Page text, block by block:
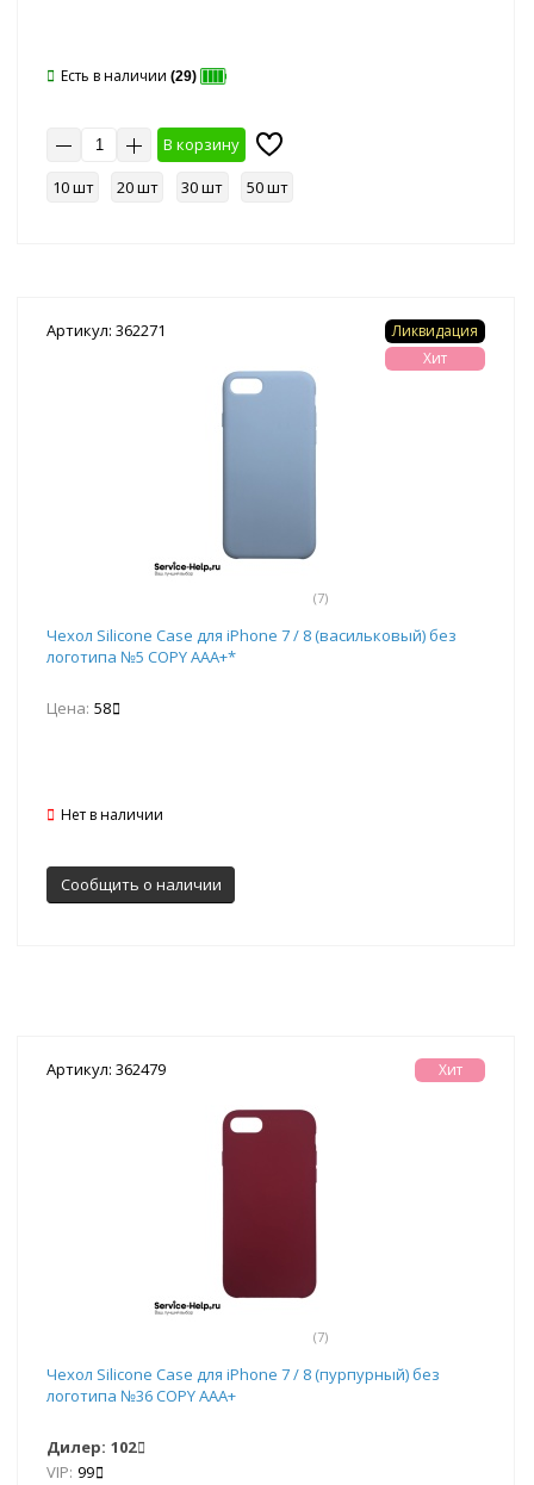
Есть в наличии (29)
В корзину
10 шт
20 шт 30 шт 50 шт
Артикул: 362271
(7)
Ликвидация
Хит
Чехол Silicone Case для iPhone 7 / 8 (васильковый) без
логотипа №5 COPY AAA+*
Цена: 58
Нет в наличии
Сообщить о наличии
Артикул: 362479
(7)
Хит
Чехол Silicone Case для iPhone 7 / 8 (пурпурный) без
логотипа №36 COPY AAA+
Дилер: 102
VIP: 99